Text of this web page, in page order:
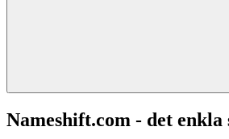
Nameshift.com - det